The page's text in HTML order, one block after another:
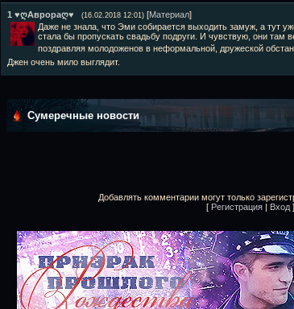
1 ♥ღАврораღ♥ (16.02.2018 12:01) [Материал]
Даже не знала, что Эми собирается выходить замуж, а тут
стала бы пропускать свадьбу подруги. И чувствую, они там
поздравляя молодоженов в неформальной, дружеской
Джен очень мило выглядит.
Сумеречные новости
Добавлять комментарии могут только
[ Регистрация | Вход ]